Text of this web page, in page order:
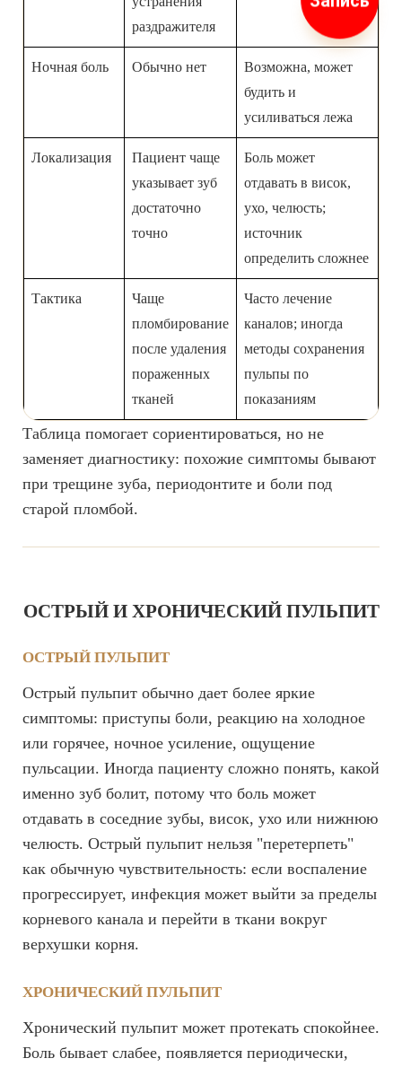
раздражителя
Ночная боль Обычно нет
Возможна, может
будить и
усиливаться лежа
Локализация
Пациент чаще
указывает зуб
достаточно
точно
Боль может
отдавать в висок,
ухо, челюсть;
источник
определить сложнее
Тактика
Чаще
пломбирование
после удаления
пораженных
тканей
Часто лечение
каналов; иногда
методы сохранения
пульпы по
показаниям
Таблица помогает сориентироваться, но не
заменяет диагностику: похожие симптомы бывают
при трещине зуба, периодонтите и боли под
старой пломбой.
ОСТРЫЙ И ХРОНИЧЕСКИЙ ПУЛЬПИТ
ОСТРЫЙ ПУЛЬПИТ
Острый пульпит обычно дает более яркие
симптомы: приступы боли, реакцию на холодное
или горячее, ночное усиление, ощущение
пульсации. Иногда пациенту сложно понять, какой
именно зуб болит, потому что боль может
отдавать в соседние зубы, висок, ухо или нижнюю
челюсть. Острый пульпит нельзя "перетерпеть"
как обычную чувствительность: если воспаление
прогрессирует, инфекция может выйти за пределы
корневого канала и перейти в ткани вокруг
верхушки корня.
ХРОНИЧЕСКИЙ ПУЛЬПИТ
Хронический пульпит может протекать спокойнее.
Боль бывает слабее, появляется периодически,